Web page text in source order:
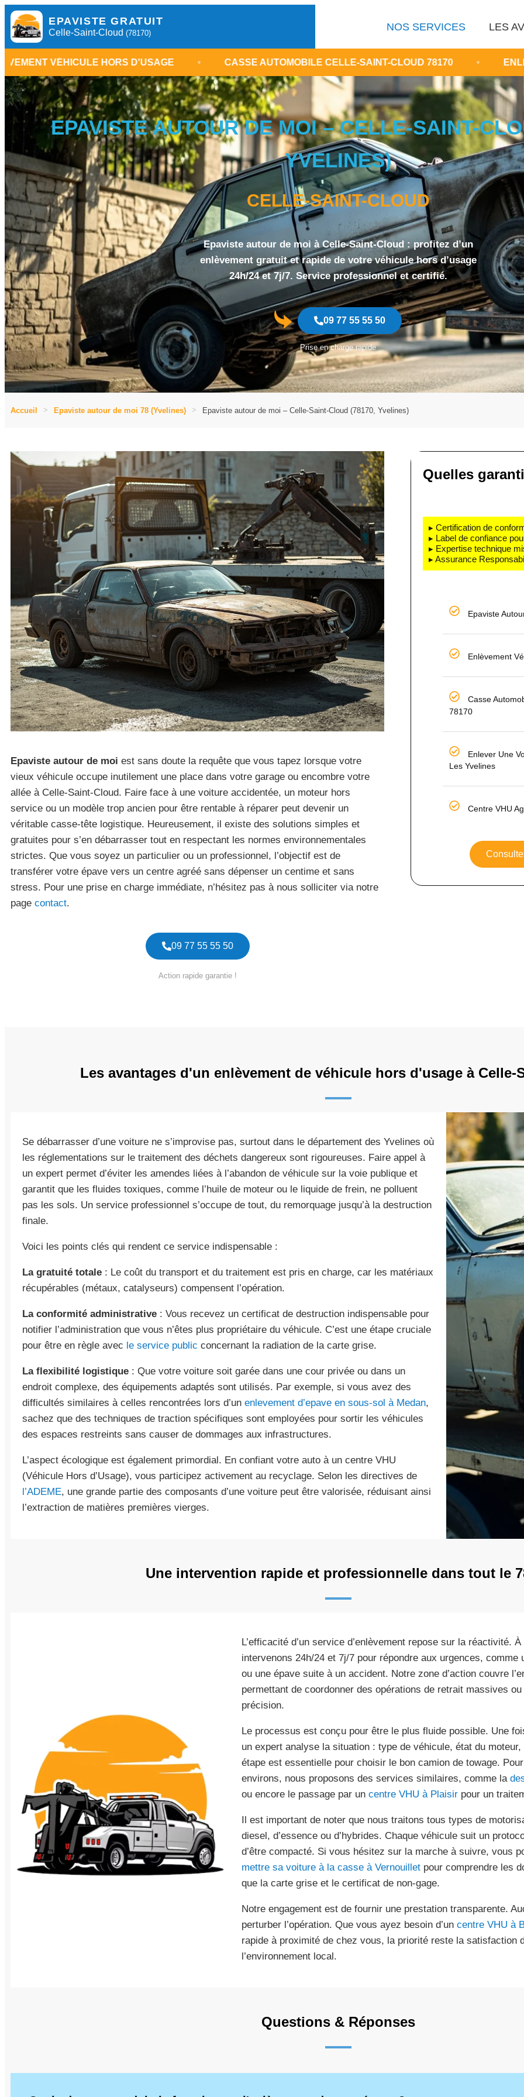
EPAVISTE GRATUIT
Celle-Saint-Cloud (78170)
NOS SERVICES LES
HORS D'USAGE • CASSE AUTOMOBILE CELLE-SAINT-CLOUD 78170 • ENLEVER UNE
EPAVISTE AUTOUR DE MOI – CELLE-SAINT-
YVELINES)
CELLE-SAINT-CLOUD
Epaviste autour de moi à Celle-Saint-Cloud : profitez d’un
enlèvement gratuit et rapide de votre véhicule hors d’usage
24h/24 et 7j/7. Service professionnel et certifié.
09 77 55 55 50
Prise en charge rapide
Accueil Epaviste autour de moi 78 (Yvelines) Epaviste autour de moi – Celle-Saint-Cloud (78170, Yvelines)
Epaviste autour de moi est sans doute la requête que vous tapez lorsque votre
vieux véhicule occupe inutilement une place dans votre garage ou encombre votre
allée à Celle-Saint-Cloud. Faire face à une voiture accidentée, un moteur hors
service ou un modèle trop ancien pour être rentable à réparer peut devenir un
véritable casse-tête logistique. Heureusement, il existe des solutions simples et
gratuites pour s’en débarrasser tout en respectant les normes environnementales
strictes. Que vous soyez un particulier ou un professionnel, l’objectif est de
transférer votre épave vers un centre agréé sans dépenser un centime et sans
stress. Pour une prise en charge immédiate, n’hésitez pas à nous solliciter via notre
page contact.
09 77 55 55 50
Action rapide garantie !
Quelles
▸ Certification de
▸ Label de confiance
▸ Expertise technique
▸ Assurance
Epaviste
Enlèvement
Casse
78170
Enlever Une
Les Yvelines
Centre VHU
Les avantages d'un enlèvement de véhicule hors d'usage à Celle-
Se débarrasser d’une voiture ne s’improvise pas, surtout dans le département des Yvelines où
les réglementations sur le traitement des déchets dangereux sont rigoureuses. Faire appel à
un expert permet d’éviter les amendes liées à l’abandon de véhicule sur la voie publique et
garantit que les fluides toxiques, comme l’huile de moteur ou le liquide de frein, ne polluent
pas les sols. Un service professionnel s’occupe de tout, du remorquage jusqu’à la destruction
finale.
Voici les points clés qui rendent ce service indispensable :
La gratuité totale : Le coût du transport et du traitement est pris en charge, car les matériaux
récupérables (métaux, catalyseurs) compensent l’opération.
La conformité administrative : Vous recevez un certificat de destruction indispensable pour
notifier l’administration que vous n’êtes plus propriétaire du véhicule. C’est une étape cruciale
pour être en règle avec le service public concernant la radiation de la carte grise.
La flexibilité logistique : Que votre voiture soit garée dans une cour privée ou dans un
endroit complexe, des équipements adaptés sont utilisés. Par exemple, si vous avez des
difficultés similaires à celles rencontrées lors d’un enlevement d’epave en sous-sol à Medan,
sachez que des techniques de traction spécifiques sont employées pour sortir les véhicules
des espaces restreints sans causer de dommages aux infrastructures.
L’aspect écologique est également primordial. En confiant votre auto à un centre VHU
(Véhicule Hors d’Usage), vous participez activement au recyclage. Selon les directives de
l’ADEME, une grande partie des composants d’une voiture peut être valorisée, réduisant ainsi
l’extraction de matières premières vierges.
Une intervention rapide et professionnelle dans tout le
L’efficacité d’un service d’enlèvement repose sur la réactivité.
intervenons 24h/24 et 7j/7 pour répondre aux urgences, comme
ou une épave suite à un accident. Notre zone d’action couvre
permettant de coordonner des opérations de retrait massives
précision.
Le processus est conçu pour être le plus fluide possible. Une
un expert analyse la situation : type de véhicule, état du
étape est essentielle pour choisir le bon camion de towage.
environs, nous proposons des services similaires, comme la
ou encore le passage par un centre VHU à Plaisirpour un
Il est important de noter que nous traitons tous types de
diesel, d’essence ou d’hybrides. Chaque véhicule suit un
d’être compacté. Si vous hésitez sur la marche à suivre, vous
mettre sa voiture à la casse à Vernouilletpour comprendre les
que la carte grise et le certificat de non-gage.
Notre engagement est de fournir une prestation transparente.
perturber l’opération. Que vous ayez besoin d’un centre VHU à
rapide à proximité de chez vous, la priorité reste la satisfaction
l’environnement local.
Questions & Réponses